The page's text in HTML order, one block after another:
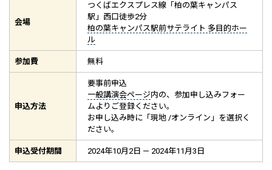
会場
つくばエクスプレス線「柏の葉キャンパス
駅」西口徒歩2分
柏の葉キャンパス駅前サテライト 多目的ホー
ル
参加費 無料
申込方法
要事前申込
一般講演会ページ内の、参加申し込みフォー
ムよりご登録ください。
お申し込み時に「現地 /オンライン」を選択く
ださい。
申込受付期間 2024年10月2日 — 2024年11月3日